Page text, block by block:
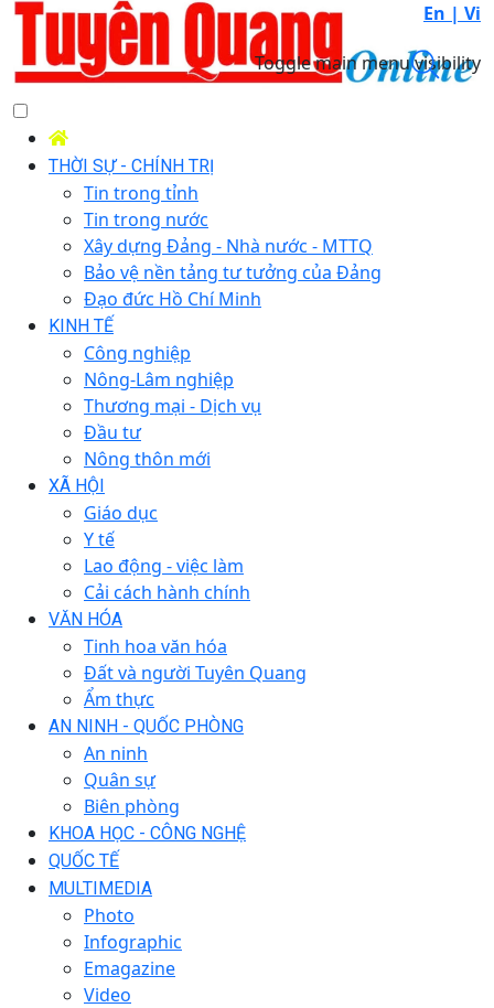
En | Vi
Toggle main menu visibility
THỜI SỰ - CHÍNH TRỊ
Tin trong tỉnh
Tin trong nước
Xây dựng Đảng - Nhà nước - MTTQ
Bảo vệ nền tảng tư tưởng của Đảng
Đạo đức Hồ Chí Minh
KINH TẾ
Công nghiệp
Nông-Lâm nghiệp
Thương mại - Dịch vụ
Đầu tư
Nông thôn mới
XÃ HỘI
Giáo dục
Y tế
Lao động - việc làm
Cải cách hành chính
VĂN HÓA
Tinh hoa văn hóa
Đất và người Tuyên Quang
Ẩm thực
AN NINH - QUỐC PHÒNG
An ninh
Quân sự
Biên phòng
KHOA HỌC - CÔNG NGHỆ
QUỐC TẾ
MULTIMEDIA
Photo
Infographic
Emagazine
Video